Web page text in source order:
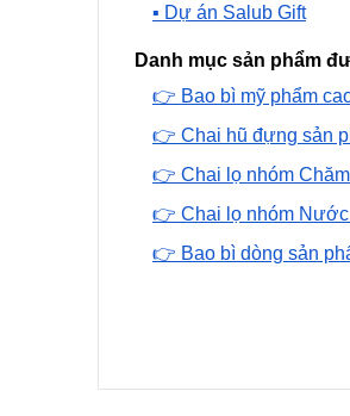
▪️ Dự án Salub Gift
Danh mục sản phẩm
👉 Bao bì mỹ phẩm
👉 Chai hũ đựng sản
👉 Chai lọ nhóm
👉 Chai lọ nhóm Nước
👉 Bao bì dòng sản